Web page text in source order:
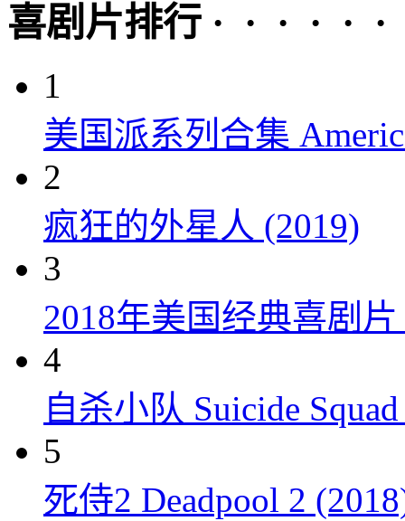
喜剧片排行 · · · · · ·
1
美国派系列合集
2
疯狂的外星人 (2019)
3
2018年美国经典喜剧
4
自杀小队 Suicide
5
死侍2 Deadpool 2